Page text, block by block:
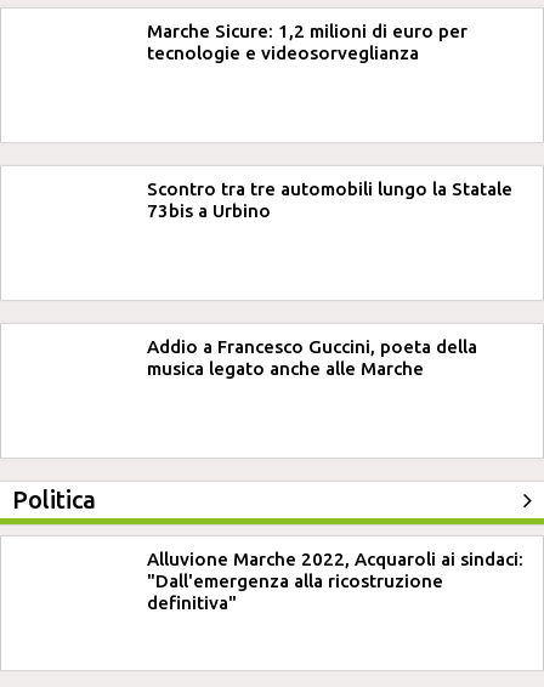
Marche Sicure: 1,2 milioni di euro per
tecnologie e videosorveglianza
Scontro tra tre automobili lungo la Statale
73bis a Urbino
Addio a Francesco Guccini, poeta della
musica legato anche alle Marche
Politica
Alluvione Marche 2022, Acquaroli ai sindaci:
"Dall'emergenza alla ricostruzione
definitiva"